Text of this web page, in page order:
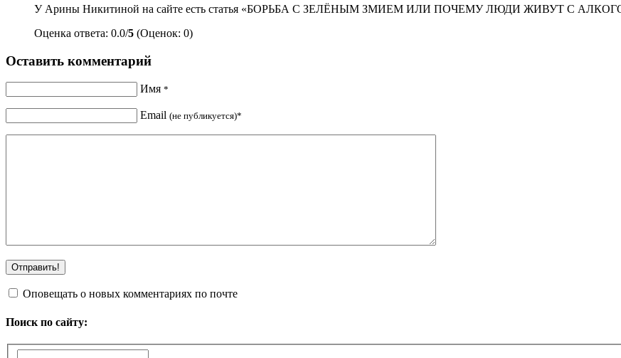
У Арины Никитиной на сайте есть статья «БОРЬБА С ЗЕЛЁНЫМ ЗМИЕМ ИЛИ ПОЧЕМУ ЛЮДИ ЖИВУТ С
Оценка ответа: 0.0/5 (Оценок: 0)
Оставить комментарий
Имя *
Email (не публикуется)*
Оповещать о новых комментариях по почте
Поиск по сайту: